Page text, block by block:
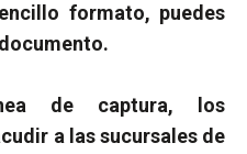
formato, puedes
de captura, los
a las sucursales de